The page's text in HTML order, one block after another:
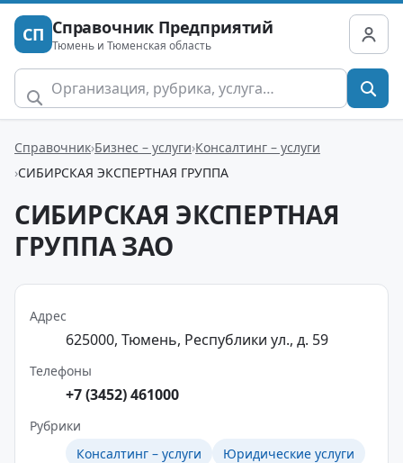
СП Справочник Предприятий
Тюмень и Тюменская область
Справочник Бизнес – услуги Консалтинг – услуги
СИБИРСКАЯ ЭКСПЕРТНАЯ ГРУППА
СИБИРСКАЯ ЭКСПЕРТНАЯ
ГРУППА ЗАО
Адрес
625000, Тюмень, Республики ул., д. 59
Телефоны
+7 (3452) 461000
Рубрики
Консалтинг – услуги
Юридические услуги